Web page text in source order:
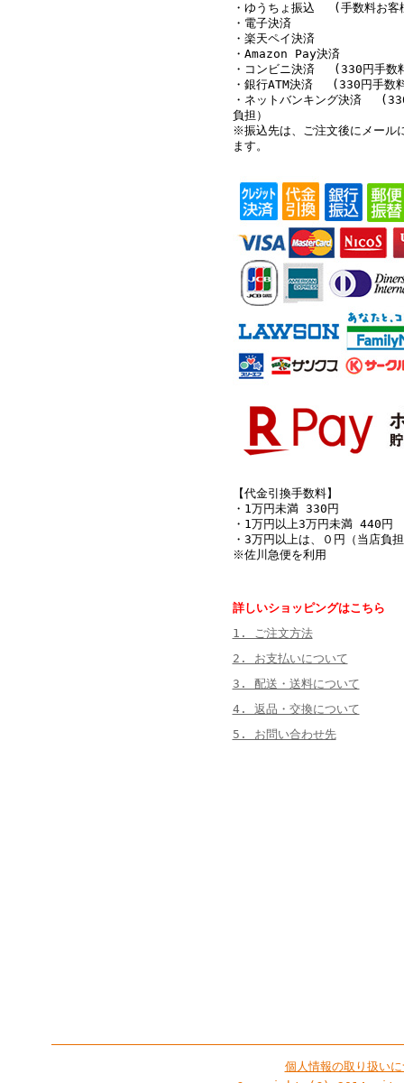
・ゆうちょ振込 (手数料お客
・電子決済
・楽天ペイ決済
・Amazon Pay決済
・コンビニ決済 (330円手数
・銀行ATM決済 (330円手数
・ネットバンキング決済
負担）
※振込先は、ご注文後にメール
ます。
【代金引換手数料】
・1万円未満 330円
・1万円以上3万円未満 440円
・3万円以上は、０円（当店負
※佐川急便を利用
詳しいショッピングはこちら
1. ご注文方法
2. お支払いについて
3. 配送・送料について
4. 返品・交換について
5. お問い合わせ先
個人情報の取り扱い